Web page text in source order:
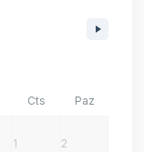
Cts Paz
1 2